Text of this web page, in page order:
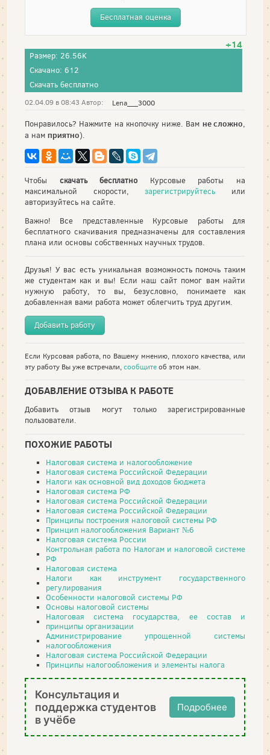
Бесплатная оценка
+14
Размер: 26.56K
Скачано: 612
Скачать бесплатно
02.04.09 в 08:43 Автор: Lena___3000
Понравилось? Нажмите на кнопочку ниже. Вам не сложно,
а нам приятно).
Чтобы скачать бесплатно Курсовые работы на
максимальной скорости,зарегистрируйтесь или
авторизуйтесь на сайте.
Важно! Все представленные Курсовые работы для
бесплатного скачивания предназначены для составления
плана или основы собственных научных трудов.
Друзья! У вас есть уникальная возможность помочь таким
же студентам как и вы! Если наш сайт помог вам найти
нужную работу, то вы, безусловно, понимаете как
добавленная вами работа может облегчить труд другим.
Добавить работу
Если Курсовая работа, по Вашему мнению, плохого качества, или
эту работу Вы уже встречали,сообщитеоб этом нам.
ДОБАВЛЕНИЕ ОТЗЫВА К РАБОТЕ
Добавить отзыв могут только зарегистрированные
пользователи.
ПОХОЖИЕ РАБОТЫ
Налоговая система и налогообложение
Налоговая система Российской Федерации
Налоги как основной вид доходов бюджета
Налоговая система РФ
Налоговая система Российской Федерации
Налоговая система Российской Федерации
Принципы построения налоговой системы РФ
Принцип налогообложения Вариант №6
Налоговая система России
Контрольная работа по Налогам и налоговой системе
РФ
Налоговая система
Налоги как инструмент государственного
регулирования
Особенности налоговой системы РФ
Основы налоговой системы
Налоговая система государства, ее состав и
принципы организации
Администрирование упрощенной системы
налогообложения
Налоговая система Российской Федерации
Принципы налогообложения и элементы налога
Консультация и
поддержка студентов
в учёбе
Подробнее